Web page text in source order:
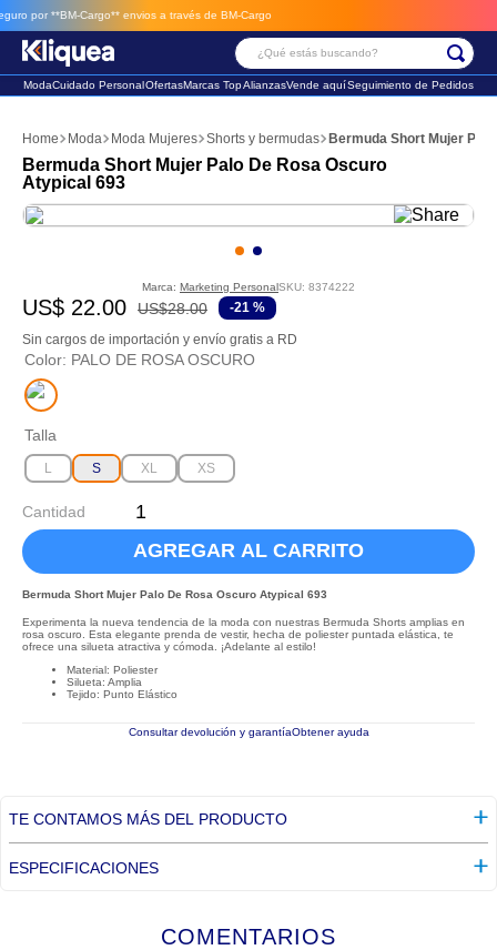
**BM-Cargo** envios a través de BM-Cargo
¿Qué estás buscando?
ModaCuidado PersonalOfertasMarcas TopAlianzasVende aquíSeguimiento de Pedidos
Moda Moda Mujeres Shorts y bermudas Bermuda Short Mujer
Bermuda Short Mujer Palo De Rosa Oscuro
Atypical 693
Marca: Marketing PersonalSKU: 8374222
US$ 22.00 US$28.00 -21 %
Sin cargos de importación y envío gratis a RD
Color: PALO DE ROSA OSCURO
Talla
L S XL XS
Cantidad
AGREGAR AL CARRITO
Bermuda Short Mujer Palo De Rosa Oscuro Atypical 693
Experimenta la nueva tendencia de la moda con nuestras Bermuda Shorts amplias en
rosa oscuro. Esta elegante prenda de vestir, hecha de poliester puntada elástica, te
ofrece una silueta atractiva y cómoda. ¡Adelante al estilo!
Material: Poliester
Silueta: Amplia
Tejido: Punto Elástico
Consultar devolución y garantíaObtener ayuda
TE CONTAMOS MÁS DEL PRODUCTO
ESPECIFICACIONES
COMENTARIOS
2. sandalia
3. futbol